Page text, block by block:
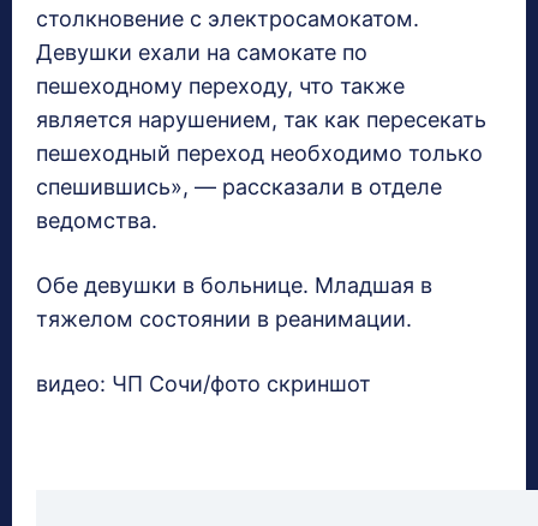
столкновение с электросамокатом.
Девушки ехали на самокате по
пешеходному переходу, что также
является нарушением, так как пересекать
пешеходный переход необходимо только
спешившись», — рассказали в отделе
ведомства.
Обе девушки в больнице. Младшая в
тяжелом состоянии в реанимации.
видео: ЧП Сочи/фото скриншот